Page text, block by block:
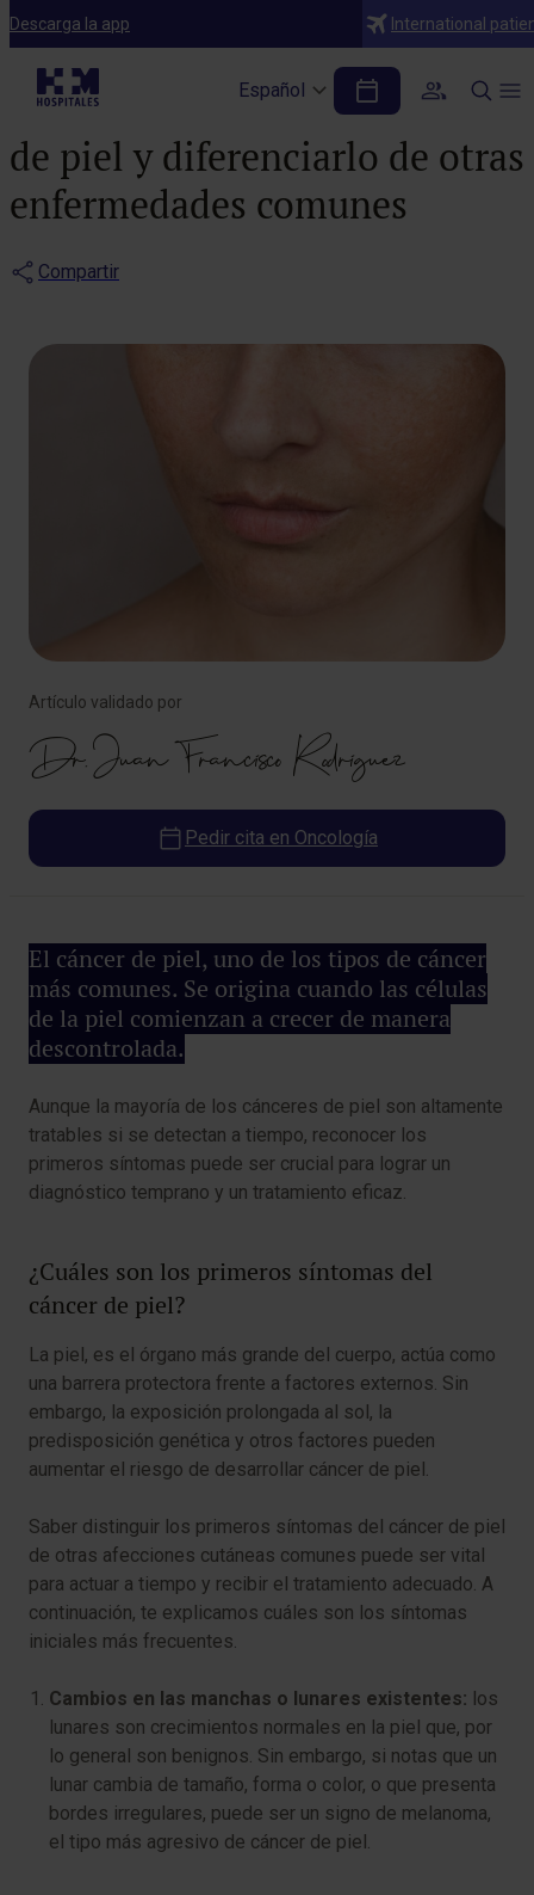
Descarga la app International
Español
Blog
Cómo reconocer los
primeros síntomas del cáncer
de piel y diferenciarlo de otras
enfermedades comunes
Compartir
El cáncer de piel, uno de los tipos de cáncer
más comunes. Se origina cuando las células
de la piel comienzan a crecer de manera
descontrolada.
Aunque la mayoría de los cánceres de piel son altamente
tratables si se detectan a tiempo, reconocer los
primeros síntomas puede ser crucial para lograr un
diagnóstico temprano y un tratamiento eficaz.
¿Cuáles son los primeros síntomas del
cáncer de piel?
La piel, es el órgano más grande del cuerpo, actúa como
una barrera protectora frente a factores externos. Sin
embargo, la exposición prolongada al sol, la
predisposición genética y otros factores pueden
aumentar el riesgo de desarrollar cáncer de piel.
Saber distinguir los primeros síntomas del cáncer de piel
de otras afecciones cutáneas comunes puede ser vital
para actuar a tiempo y recibir el tratamiento adecuado. A
continuación, te explicamos cuáles son los síntomas
iniciales más frecuentes.
Cambios en las manchas o lunares existentes: los
lunares son crecimientos normales en la piel que, por
lo general son benignos. Sin embargo, si notas que un
lunar cambia de tamaño, forma o color, o que presenta
bordes irregulares, puede ser un signo de melanoma,
el tipo más agresivo de cáncer de piel.
Artículo validado por
Dr. Juan Francisco Rodríguez
Pedir cita en Oncología